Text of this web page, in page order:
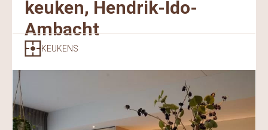
keuken, Hendrik-Ido-
Ambacht
KEUKENS